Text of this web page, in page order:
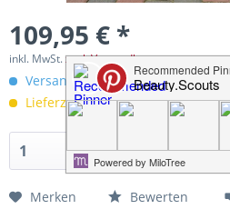
109,95 € *
inkl. MwSt.zzgl. Versandkosten
Versandkostenfreie Lieferung
Lieferzeit 1-5 Werktage
In
Merken Bewerten